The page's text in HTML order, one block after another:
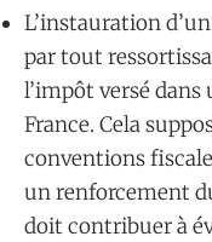
L’instauration
par tout
l’impôt versé dans
France. Cela
conventions
un renforcement
doit contribuer à